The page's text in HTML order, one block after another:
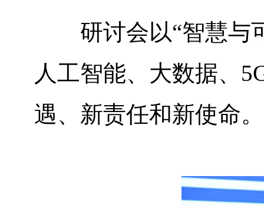
研讨会以“智慧与
人工智能、大数据、
遇、新责任和新使命。